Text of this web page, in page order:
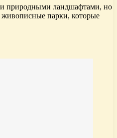
природными ландшафтами, но
живописные парки, которые